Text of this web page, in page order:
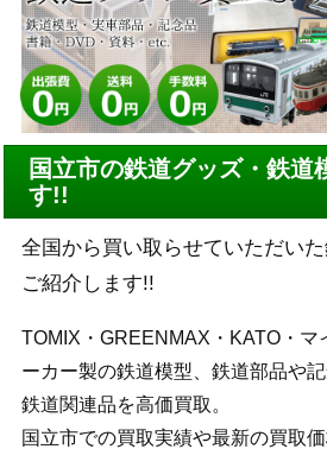
国立市の鉄道グッズ・鉄道
す!!
全国から買い取らせていただい
ご紹介します!!
TOMIX・GREENMAX・KATO・マ
ーカー製の鉄道模型、鉄道部品や
鉄道関連品を高価買取。
国立市での買取実績や最新の買取